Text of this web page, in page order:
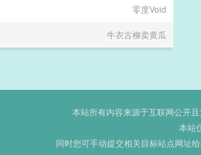
零度Void
牛衣古柳卖黄瓜
本站所有内容来源于互联网公开
本站
同时您可手动提交相关目标站点网址